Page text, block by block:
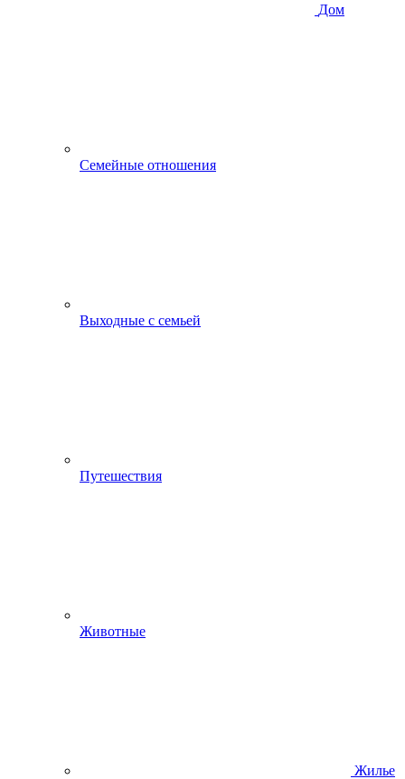
Дом
Семейные отношения
Выходные с семьей
Путешествия
Животные
Жилье